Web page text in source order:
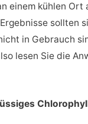
einem kühlen
sollten
in Gebrauch
lesen Sie die